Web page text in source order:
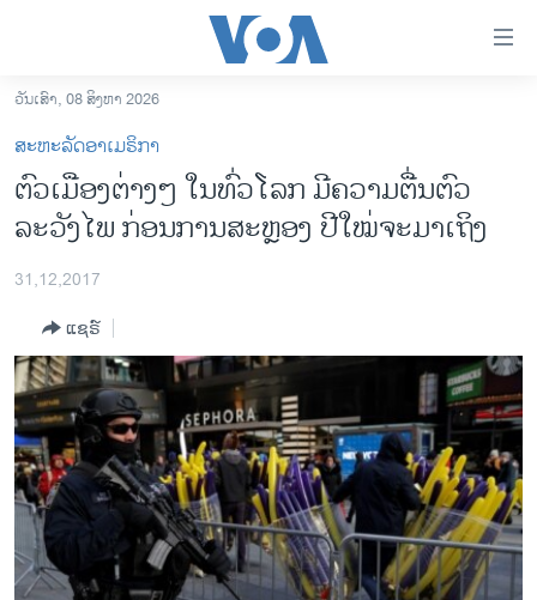
ເຂົ້າ
ຫາ
ຂ້າມ
ຂ້າມ
ຂ້າມ
ຫາ
ລາວ
ອາເມຣິກາ
ການເລືອກຕັ້ງ ປະທານາທີບໍດີ ສະຫະລັດ 2024
ຂ່າວ​ຈີນ
ໂລກ
ເອເຊຍ
ອິດສະຫຼະພາບດ້ານການຂ່າວ
ຊີວິດຊາວລາວ
ຊຸມຊົນຊາວລາວ
ວິທະຍາສາດ-ເທັກໂນໂລຈີ
ວັນເສົາ, 08 ສິງຫາ 2026
ສະຫະລັດອາເມຣິກາ
ຕົວເມືອງຕ່າງໆ ໃນທົ່ວໂລກ ມີຄວາມຕື່ນຕົວ
ລະວັງໄພ ກ່ອນການສະຫຼອງ ປີໃໝ່ຈະມາເຖິງ
31,12,2017
ແຊຣ໌